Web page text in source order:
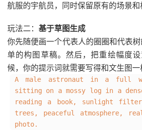
航服的宇航员，同时保留原有的场景和
玩法二： 基于草图生成
你先随便画一个代表人的圈圈和代表
单的构图草稿。然后，把重绘幅度
候，你的提示词就需要写得和文生图一
A male astronaut in a full
sitting on a mossy log in a
reading a book, sunlight
trees, peaceful atmosphere,
photo.